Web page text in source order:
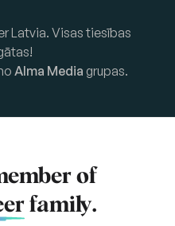
Latvia. Visas tiesības
Alma Media grupas.
of
family.